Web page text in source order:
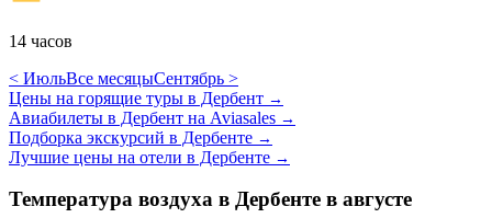
14 часов
< ИюльВсе месяцыСентябрь >
Цены на горящие туры в Дербент →
Авиабилеты в Дербент на Aviasales →
Подборка экскурсий в Дербенте →
Лучшие цены на отели в Дербенте →
Температура воздуха в Дербенте в августе